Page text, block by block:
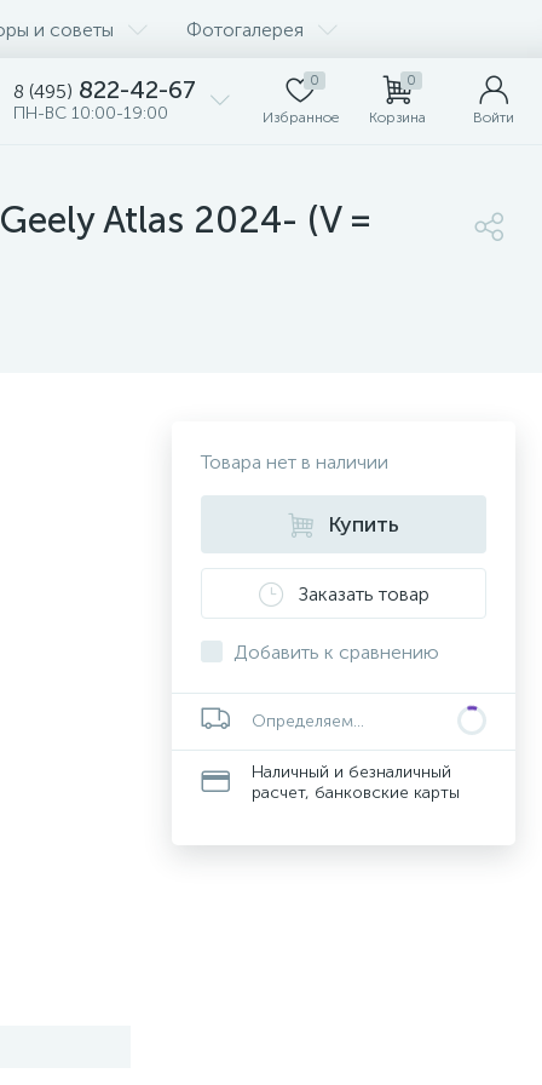
и советы Фотогалерея
8 (495) 822-42-67
ПН-ВС 10:00-19:00
0
Избранное
0
Корзина Войти
Atlas 2024- (V =
Товара нет в наличии
Купить
Заказать товар
Добавить к сравнению
Определяем...
Наличный и безналичный
расчет, банковские карты